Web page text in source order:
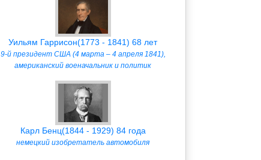
Уильям Гаррисон(1773 - 1841) 68 лет
9-й президент США (4 марта – 4 апреля 1841),
американский военачальник и политик
Карл Бенц(1844 - 1929) 84 года
немецкий изобретатель автомобиля